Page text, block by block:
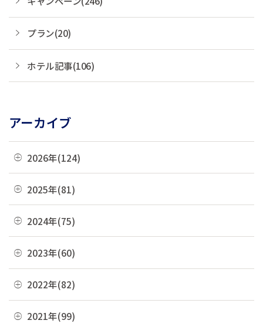
プラン(20)
ホテル記事(106)
アーカイブ
2026年(124)
08月(3)
07月(21)
05月(13)
04月(10)
03月(36)
2025年(81)
12月(8)
11月(22)
09月(3)
08月(4)
2024年(75)
12月(4)
11月(6)
09月(4)
2023年(60)
12月(4)
11月(3)
2022年(82)
12月(8)
2021年(99)